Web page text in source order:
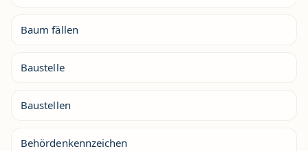
Baum fällen
Baustelle
Baustellen
Behördenkennzeichen